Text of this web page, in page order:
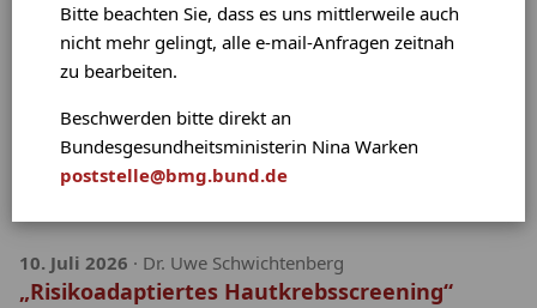
Bitte beachten Sie, dass es uns mittlerweile auch
nicht mehr gelingt, alle e-mail-Anfragen zeitnah
zu bearbeiten.
Beschwerden bitte direkt an
Bundesgesundheitsministerin Nina Warken
poststelle@bmg.bund.de
1. August 2026· Dr. Uwe Schwichtenberg
Empfehlungen der Deutschen
Dermatologischen Gesellschaft (DDG) zu
Medikamentenlagerung an heißen Tagen
Medikamente und vor allem Cremes müssen richtig
gelagert werden, damit sie ihre Wirksamkeit nicht
10. Juli 2026 · Dr. Uwe Schwichtenberg
„Risikoadaptiertes Hautkrebsscreening“